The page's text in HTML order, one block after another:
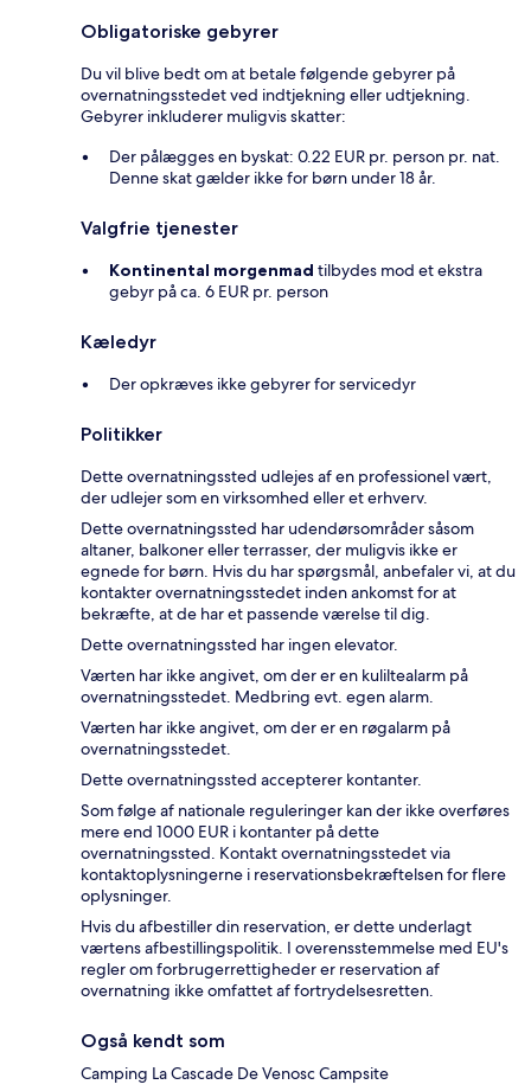
Obligatoriske gebyrer
Du vil blive bedt om at betale følgende gebyrer på
overnatningsstedet ved indtjekning eller udtjekning.
Gebyrer inkluderer muligvis skatter:
Der pålægges en byskat: 0.22 EUR pr. person pr. nat.
Denne skat gælder ikke for børn under 18 år.
Valgfrie tjenester
Kontinental morgenmad tilbydes mod et ekstra
gebyr på ca. 6 EUR pr. person
Kæledyr
Der opkræves ikke gebyrer for servicedyr
Politikker
Dette overnatningssted udlejes af en professionel vært,
der udlejer som en virksomhed eller et erhverv.
Dette overnatningssted har udendørsområder såsom
altaner, balkoner eller terrasser, der muligvis ikke er
egnede for børn. Hvis du har spørgsmål, anbefaler vi, at du
kontakter overnatningsstedet inden ankomst for at
bekræfte, at de har et passende værelse til dig.
Dette overnatningssted har ingen elevator.
Værten har ikke angivet, om der er en kuliltealarm på
overnatningsstedet. Medbring evt. egen alarm.
Værten har ikke angivet, om der er en røgalarm på
overnatningsstedet.
Dette overnatningssted accepterer kontanter.
Som følge af nationale reguleringer kan der ikke overføres
mere end 1000 EUR i kontanter på dette
overnatningssted. Kontakt overnatningsstedet via
kontaktoplysningerne i reservationsbekræftelsen for flere
oplysninger.
Hvis du afbestiller din reservation, er dette underlagt
værtens afbestillingspolitik. I overensstemmelse med EU's
regler om forbrugerrettigheder er reservation af
overnatning ikke omfattet af fortrydelsesretten.
Også kendt som
Camping La Cascade De Venosc Campsite